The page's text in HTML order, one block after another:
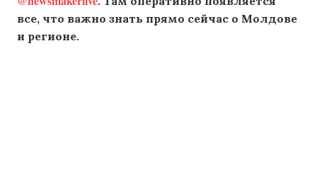
все, что важно знать прямо сейчас о Молдове
и регионе.